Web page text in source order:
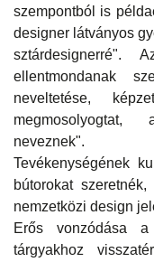
szempontból is
designer látványos
sztárdesignerré".
ellentmondanak
neveltetése,
megmosolyogtat,
neveznek".
Tevékenységének
bútorokat
nemzetközi design
Erős vonzódása
tárgyakhoz